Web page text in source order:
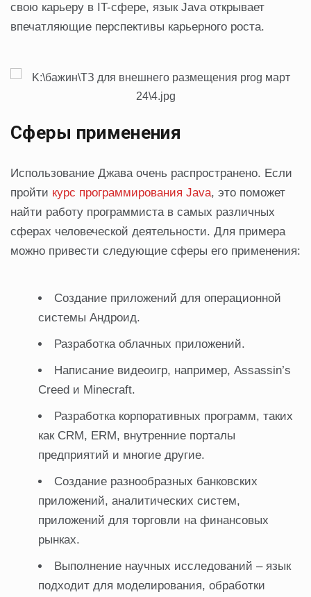
свою карьеру в IT-сфере, язык Java открывает
впечатляющие перспективы карьерного роста.
Сферы применения
Использование Джава очень распространено. Если
пройти курс программирования Java, это поможет
найти работу программиста в самых различных
сферах человеческой деятельности. Для примера
можно привести следующие сферы его применения:
Создание приложений для операционной
системы Андроид.
Разработка облачных приложений.
Написание видеоигр, например, Assassin’s
Creed и Minecraft.
Разработка корпоративных программ, таких
как CRM, ERM, внутренние порталы
предприятий и многие другие.
Создание разнообразных банковских
приложений, аналитических систем,
приложений для торговли на финансовых
рынках.
Выполнение научных исследований – язык
подходит для моделирования, обработки